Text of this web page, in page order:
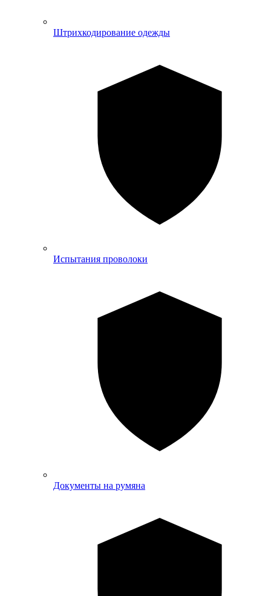
Штрихкодирование одежды
Испытания проволоки
Документы на румяна